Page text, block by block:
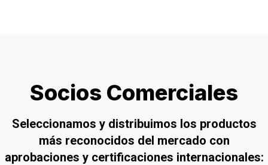
Socios Comerciales
Seleccionamos y distribuimos los productos
más reconocidos del mercado con
aprobaciones y certificaciones internacionales: